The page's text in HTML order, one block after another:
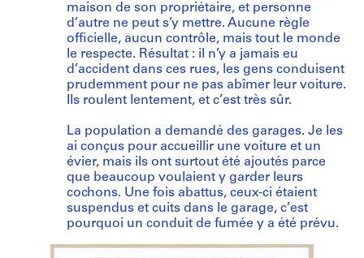
maison de son propriétaire, et personne
d’autre ne peut s’y mettre. Aucune règle
officielle, aucun contrôle, mais tout le monde
le respecte. Résultat : il n’y a jamais eu
d’accident dans ces rues, les gens conduisent
prudemment pour ne pas abîmer leur voiture.
Ils roulent lentement, et c’est très sûr.
La population a demandé des garages. Je les
ai conçus pour accueillir une voiture et un
évier, mais ils ont surtout été ajoutés parce
que beaucoup voulaient y garder leurs
cochons. Une fois abattus, ceux-ci étaient
suspendus et cuits dans le garage, c’est
pourquoi un conduit de fumée y a été prévu.